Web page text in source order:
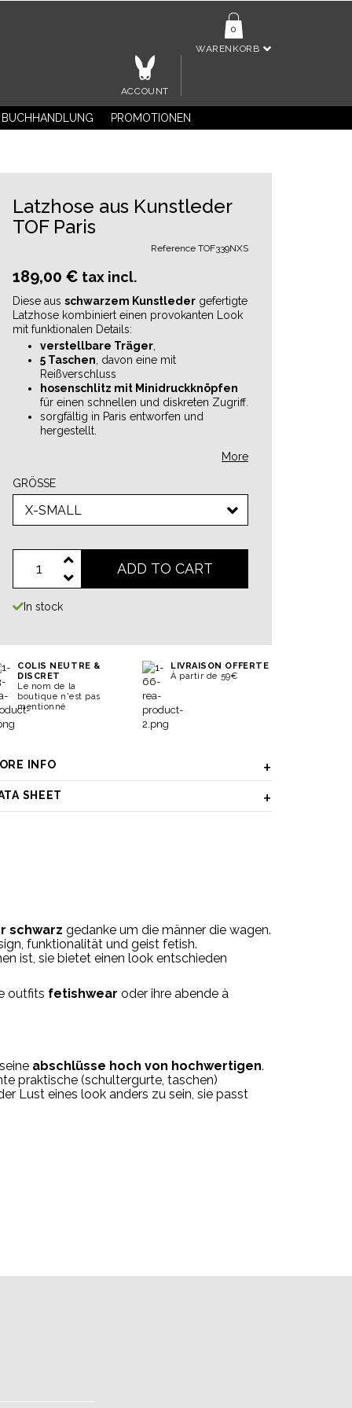
WARENKORB
0
ACCOUNT
BUCHHANDLUNG PROMOTIONEN
Latzhose aus Kunstleder
TOF Paris
Reference TOF339NXS
189,00 € tax incl.
Diese aus schwarzem Kunstleder gefertigte
Latzhose kombiniert einen provokanten Look
mit funktionalen Details:
verstellbare Träger
5 Taschen , davon eine mit
Reißverschluss
hosenschlitz mit Minidruckknöpfen
für einen schnellen und diskreten Zugriff.
sorgfältig in Paris entworfen und
hergestellt.
More
GRÖSSE
X-SMALL
ADD TO CART
In stock
COLIS NEUTRE &
DISCRET
Le nom de la
boutique n'est pas
mentionné
LIVRAISON OFFERTE
À partir de 59€
INFO
SHEET
schwarz gedanke um die männer die wagen.
funktionalität und geist fetish.
ist, sie bietet einen look entschieden
outfits fetishwear oder ihre abende à
seine abschlüsse hoch von hochwertigen.
praktische (schultergurte, taschen)
Lust eines look anders zu sein, sie passt